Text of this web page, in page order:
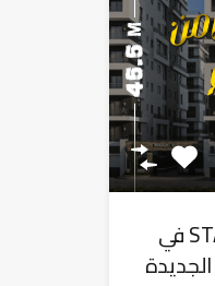
محل تجاري في STAU strip mall في